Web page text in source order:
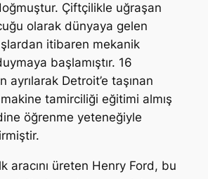
Çiftçilikle uğraşan
olarak dünyaya gelen
itibaren mekanik
başlamıştır. 16
ayrılarak Detroit’e taşınan
tamirciliği eğitimi almış
öğrenme yeteneğiyle
aracını üreten Henry Ford, bu